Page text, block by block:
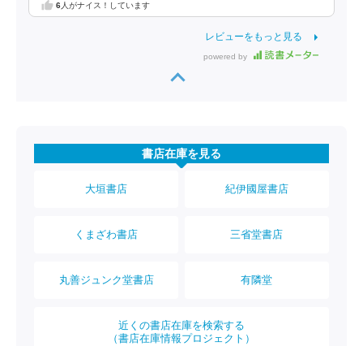
6人がナイス！しています
レビューをもっと見る
powered by
書店在庫を見る
大垣書店 紀伊國屋書店
くまざわ書店 三省堂書店
丸善ジュンク堂書店 有隣堂
近くの書店在庫を検索する
（書店在庫情報プロジェクト）